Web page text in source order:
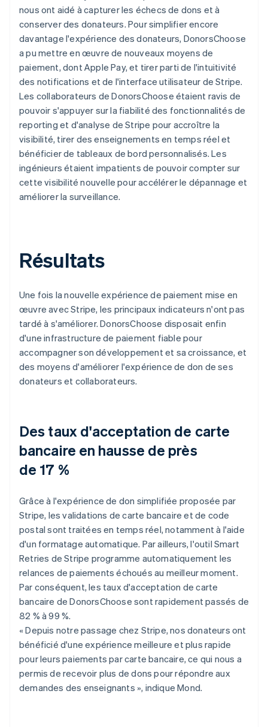
nous ont aidé à capturer les échecs de dons et à
conserver des donateurs. Pour simplifier encore
davantage l'expérience des donateurs, DonorsChoose
a pu mettre en œuvre de nouveaux moyens de
paiement, dont Apple Pay, et tirer parti de l'intuitivité
des notifications et de l'interface utilisateur de Stripe.
Les collaborateurs de DonorsChoose étaient ravis de
pouvoir s'appuyer sur la fiabilité des fonctionnalités de
reporting et d'analyse de Stripe pour accroître la
visibilité, tirer des enseignements en temps réel et
bénéficier de tableaux de bord personnalisés. Les
ingénieurs étaient impatients de pouvoir compter sur
cette visibilité nouvelle pour accélérer le dépannage et
améliorer la surveillance.
Résultats
Une fois la nouvelle expérience de paiement mise en
œuvre avec Stripe, les principaux indicateurs n'ont pas
tardé à s'améliorer. DonorsChoose disposait enfin
d'une infrastructure de paiement fiable pour
accompagner son développement et sa croissance, et
des moyens d'améliorer l'expérience de don de ses
donateurs et collaborateurs.
Des taux d'acceptation de carte
bancaire en hausse de près
de 17 %
Grâce à l'expérience de don simplifiée proposée par
Stripe, les validations de carte bancaire et de code
postal sont traitées en temps réel, notamment à l'aide
d'un formatage automatique. Par ailleurs, l'outil Smart
Retries de Stripe programme automatiquement les
relances de paiements échoués au meilleur moment.
Par conséquent, les taux d'acceptation de carte
bancaire de DonorsChoose sont rapidement passés de
82 % à 99 %.
« Depuis notre passage chez Stripe, nos donateurs ont
bénéficié d'une expérience meilleure et plus rapide
pour leurs paiements par carte bancaire, ce qui nous a
permis de recevoir plus de dons pour répondre aux
demandes des enseignants », indique Mond.